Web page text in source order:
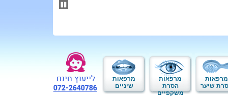
מרפאות
שיער
מרפאות
הסרת
משקפיים
מרפאות
שיניים